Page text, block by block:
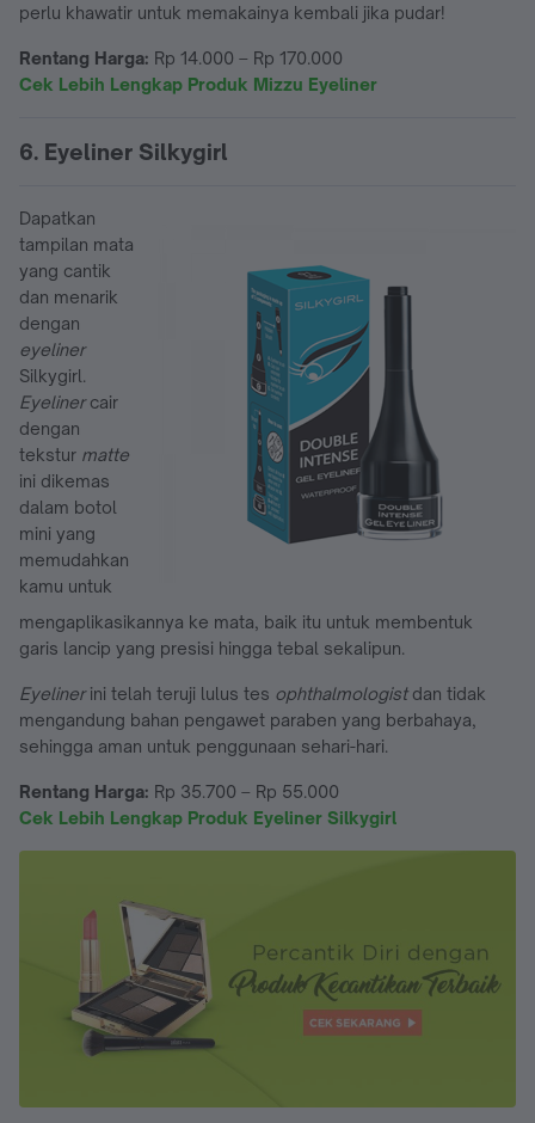
perlu khawatir untuk memakainya kembali jika pudar!
Rentang Harga: Rp 14.000 – Rp 170.000
Cek Lebih Lengkap Produk Mizzu Eyeliner
6. Eyeliner Silkygirl
Dapatkan
tampilan mata
yang cantik
dan menarik
dengan
eyeliner
Silkygirl.
Eyelinercair
dengan
tekstur matte
ini dikemas
dalam botol
mini yang
memudahkan
kamu untuk
mengaplikasikannya ke mata, baik itu untuk membentuk
garis lancip yang presisi hingga tebal sekalipun.
Eyelinerini telah teruji lulus tes ophthalmologistdan tidak
mengandung bahan pengawet paraben yang berbahaya,
sehingga aman untuk penggunaan sehari-hari.
Rentang Harga: Rp 35.700 – Rp 55.000
Cek Lebih Lengkap Produk Eyeliner Silkygirl